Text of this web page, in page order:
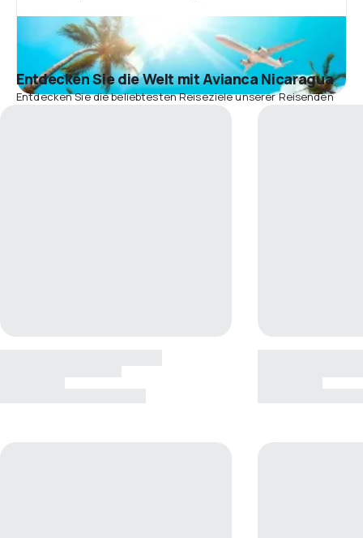
Entdecken Sie die Welt mit Avianca Nicaragua
Entdecken Sie die beliebtesten Reiseziele unserer Reisenden